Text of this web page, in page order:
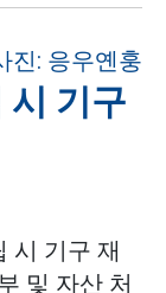
시 기구
시 기구 재
및 자산 처